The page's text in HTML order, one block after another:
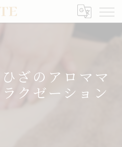
ざのアロママ
クゼーション